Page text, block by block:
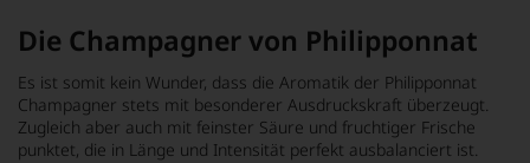
Die Champagner von Philipponnat
Es ist somit kein Wunder, dass die Aromatik der Philipponnat
Champagner stets mit besonderer Ausdruckskraft überzeugt.
Zugleich aber auch mit feinster Säure und fruchtiger Frische
punktet, die in Länge und Intensität perfekt ausbalanciert ist.